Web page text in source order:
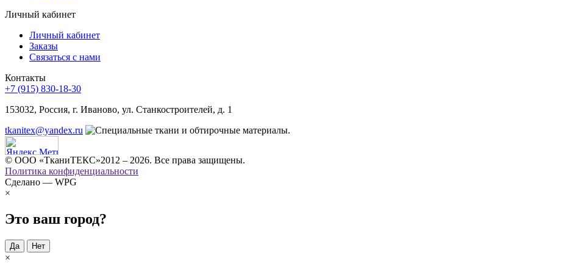
Личный кабинет
Личный кабинет
Заказы
Связаться с нами
Контакты
+7 (915) 830-18-30
153032, Россия, г. Иваново, ул. Станкостроителей, д. 1
tkanitex@yandex.ru
© ООО «ТканиТЕКС»2012 – 2026. Все права защищены.
Политика конфиденциальности
Сделано — WPG
×
Это ваш город?
Да Нет
×